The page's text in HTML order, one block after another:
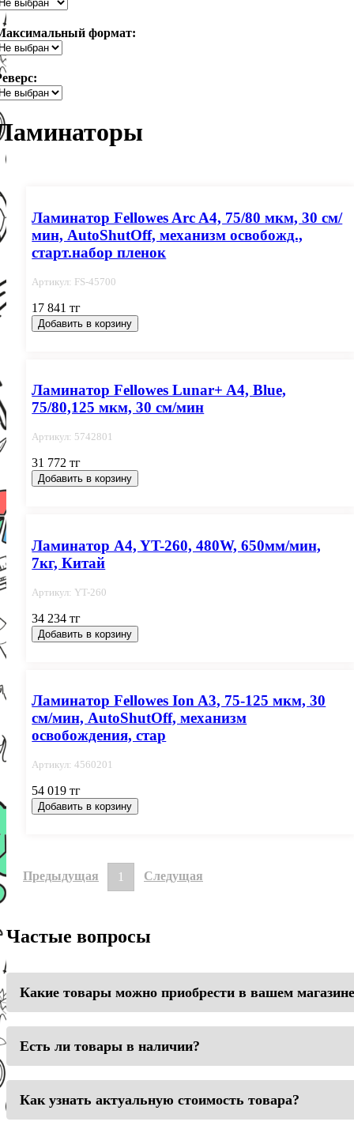
формат:
Ламинатор Fellowes Arc A4, 75/80 мкм, 30 см/
мин, AutoShutOff, механизм освобожд.,
старт.набор пленок
Артикул: FS-45700
17 841 тг
Добавить в корзину
Ламинатор Fellowes Lunar+ A4, Blue,
75/80,125 мкм, 30 см/мин
Артикул: 5742801
31 772 тг
Добавить в корзину
Ламинатор A4, YT-260, 480W, 650мм/мин,
7кг, Китай
Артикул: YT-260
34 234 тг
Добавить в корзину
Ламинатор Fellowes Ion A3, 75-125 мкм, 30
см/мин, AutoShutOff, механизм
освобождения, стар
Артикул: 4560201
54 019 тг
Добавить в корзину
Предыдущая 1 Следущая
Частые вопросы
Какие товары можно приобрести в вашем
Есть ли товары в наличии?
Как узнать актуальную стоимость товара?